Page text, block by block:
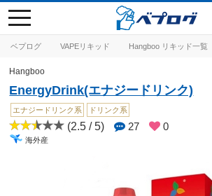
ベプログ VAPEリキッド Hangboo リキッド一覧
toggle
navigation
Hangboo
EnergyDrink(エナジードリンク)
エナジードリンク系 ドリンク系
(2.5 / 5) 27 0
海外産